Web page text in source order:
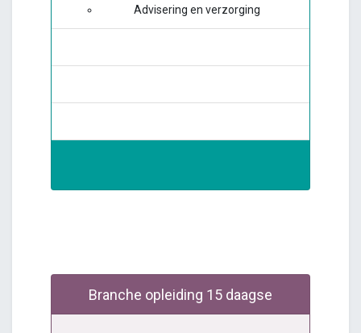
Advisering en verzorging
Branche opleiding 15 daagse